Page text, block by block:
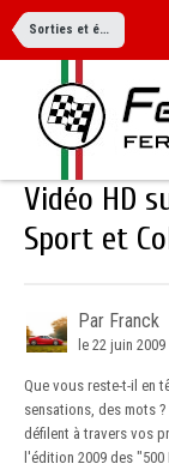
Sorties et événements
Vidéo HD
Sport et
Par Franck
le 22 juin 2009
Que vous reste-t-il en
sensations, des mots
défilent à travers vos
l'édition 2009 des